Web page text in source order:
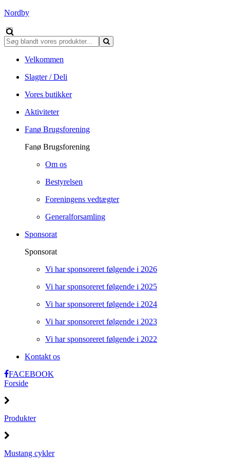
Nordby
Velkommen
Slagter / Deli
Vores butikker
Aktiviteter
Fanø Brugsforening
Fanø Brugsforening
Om os
Bestyrelsen
Foreningens vedtægter
Generalforsamling
Sponsorat
Sponsorat
Vi har sponsoreret følgende i 2026
Vi har sponsoreret følgende i 2025
Vi har sponsoreret følgende i 2024
Vi har sponsoreret følgende i 2023
Vi har sponsoreret følgende i 2022
Kontakt os
FACEBOOK
Forside
Produkter
Mustang cykler